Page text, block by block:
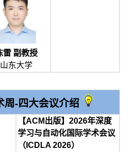
雷 副教授
山东大学
周-四大会议介绍
【ACM出版】2026年深度
学习与自动化国际学术会议
（ICDLA 2026）